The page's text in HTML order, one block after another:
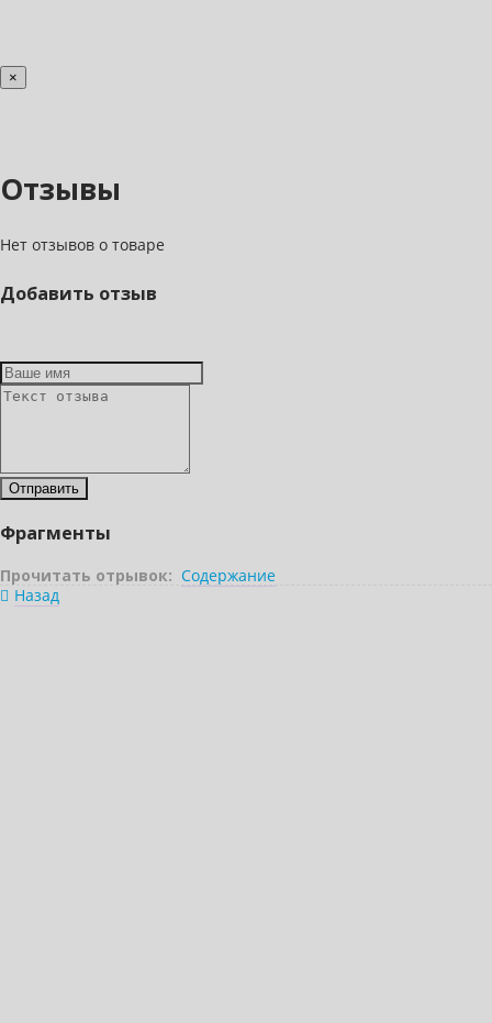
×
Отзывы
Нет отзывов о товаре
Добавить отзыв
Фрагменты
Прочитать отрывок: Содержание
Назад